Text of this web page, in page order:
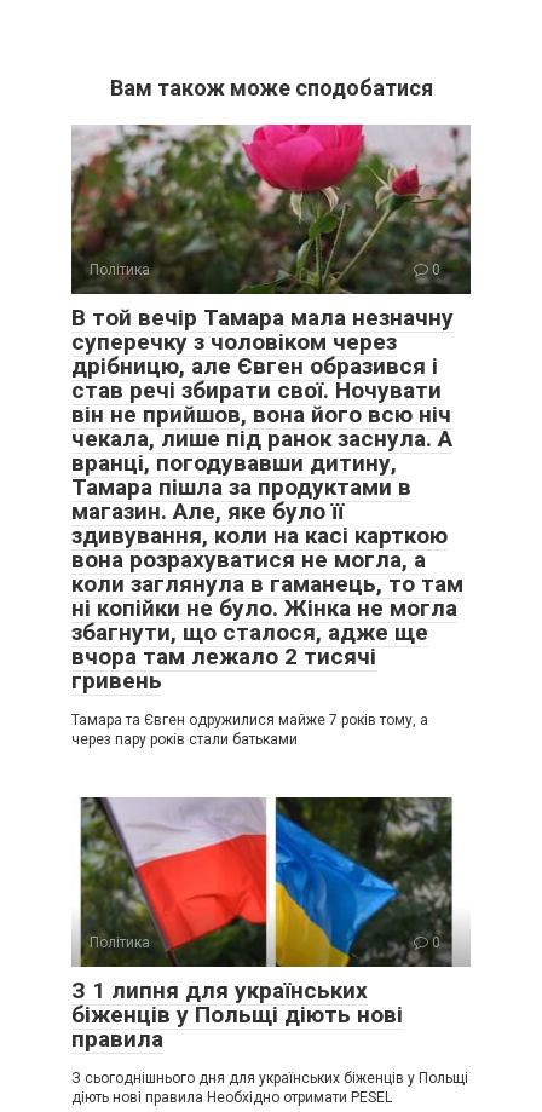
Вам також може сподобатися
Політика 0
В той вечір Тамара мала незначну
суперечку з чоловіком через
дрібницю, але Євген образився і
став речі збирати свої. Ночувати
він не прийшов, вона його всю ніч
чекала, лише під ранок заснула. А
вранці, погодувавши дитину,
Тамара пішла за продуктами в
магазин. Але, яке було її
здивування, коли на касі карткою
вона розрахуватися не могла, а
коли заглянула в гаманець, то там
ні копійки не було. Жінка не могла
збагнути, що сталося, адже ще
вчора там лежало 2 тисячі
гривень
Тамара та Євген одружилися майже 7 років тому, а
через пару років стали батьками
Політика 0
З 1 липня для українських
біженців у Польщі діють нові
правила
З сьогоднішнього дня для українських біженців у Польщі
діють нові правила Необхідно отримати PESEL